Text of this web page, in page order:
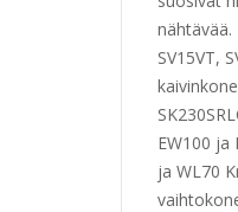
nähtävää.
SV15VT,
EW100 ja
ja WL70